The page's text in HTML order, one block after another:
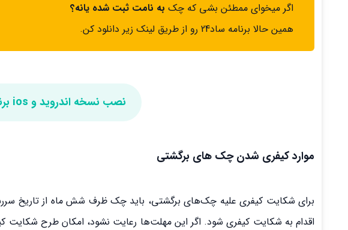
اگر میخوای ممطئن بشی که چک به نامت ثبت شده یانه؟
همین حالا برنامه ساد24 رو از طریق لینک زیر دانلود کن.
نصب نسخه اندروید و ios برنامه ساد24
موارد کیفری شدن چک های برگشتی
برای شکایت کیفری علیه چک‌های برگشتی، باید چک ظرف شش ماه از
اقدام به شکایت کیفری شود. اگر این مهلت‌ها رعایت نشود، امکان طرح شکایت